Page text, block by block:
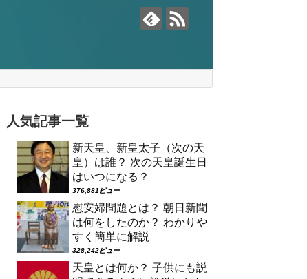
人気記事一覧
新天皇、新皇太子（次の天
皇）は誰？ 次の天皇誕生日
はいつになる？
376,881ビュー
慰安婦問題とは？ 朝日新聞
は何をしたのか？ わかりや
すく簡単に解説
328,242ビュー
天皇とは何か？ 子供にも説